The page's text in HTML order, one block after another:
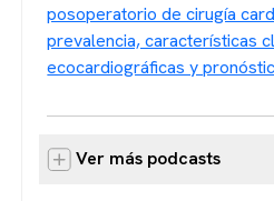
posoperatorio de cirugía
prevalencia, características
ecocardiográficas y
Ver más podcasts